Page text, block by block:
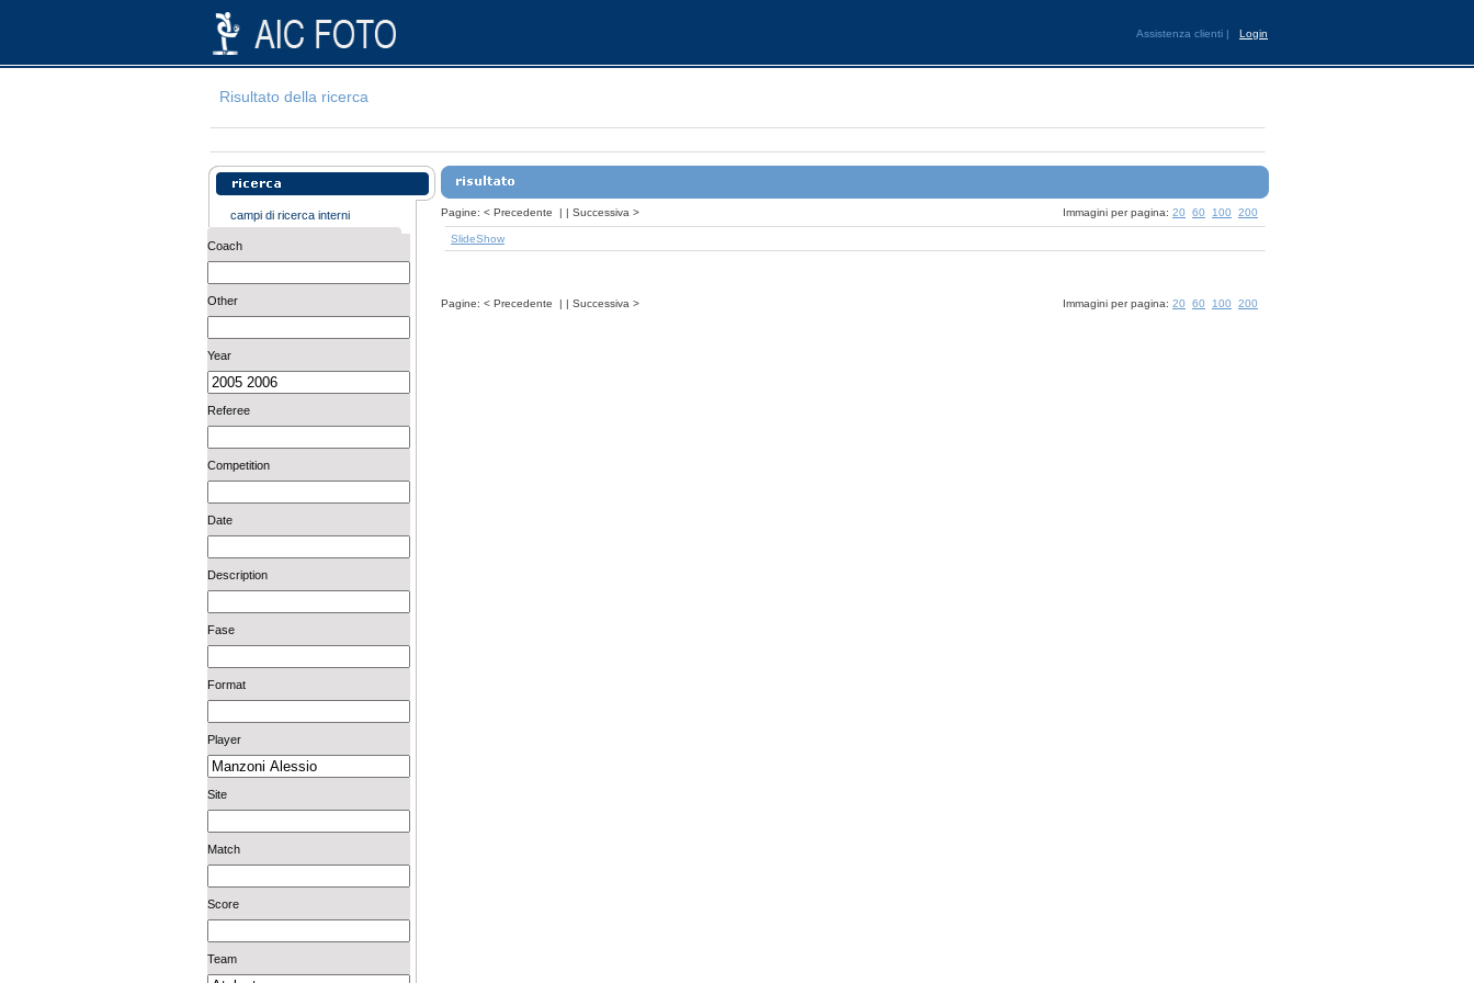
Assistenza clienti | Login
Risultato della ricerca
campi di ricerca interni
Coach
Other
Year
Referee
Competition
Date
Description
Fase
Format
Player
Site
Match
Score
Team
Pagine: < Precedente | | Successiva > Immagini per pagina: 20 60 100 200
SlideShow
Pagine: < Precedente | | Successiva > Immagini per pagina: 20 60 100 200